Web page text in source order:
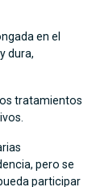
en el
dura,
tratamientos
pero se
participar